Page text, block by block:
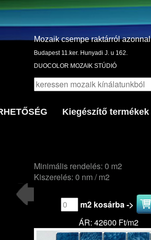
Mozaik csempe raktárról azonnal
Budapest 11.ker. Hunyadi J. u 162.
DUOCOLOR MOZAIK STÚDIÓ
Kiegészítő termékek
Minimális rendelés: 0 m2
Kiszerelés: 0 nm / m2
m2 kosárba ->
ÁR: 42600 Ft/m2